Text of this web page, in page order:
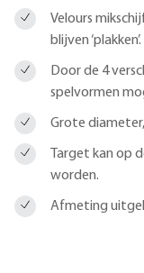
Velours
blijven ‘plakken’.
Door de 4
spelvormen
Grote
Target kan op
worden.
Afmeting